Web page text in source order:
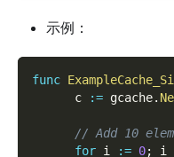
示例：
func
      c
:= gcache.
// Add 10
for i := 0; i